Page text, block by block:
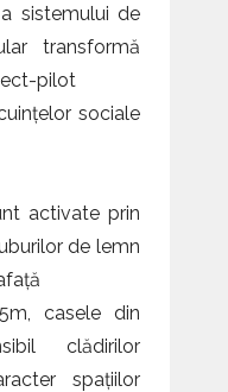
sistemului de
transformă
pilot
sociale
activate prin
de lemn
casele din
clădirilor
spațiilor